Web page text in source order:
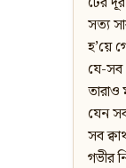
সত্য
হ’য়ে
যে-সব
যেন
সব
গভীর